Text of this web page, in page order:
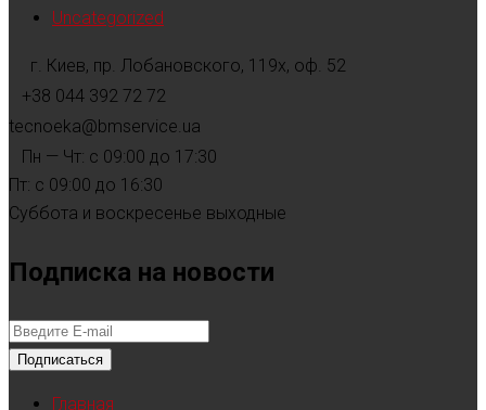
Uncategorized
г. Киев, пр. Лобановского, 119х, оф. 52
+38 044 392 72 72
tecnoeka@bmservice.ua
Пн — Чт: с 09:00 до 17:30
Пт: с 09:00 до 16:30
Суббота и воскресенье выходные
Подписка на новости
Подписаться
Главная